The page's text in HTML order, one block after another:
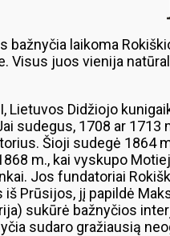
bažnyčia laikoma
Visus juos vienija
Lietuvos Didžiojo
sudegus, 1708 ar
Šioji sudegė 1864
m., kai vyskupo
Jos fundatoriai
Prūsijos, jį papildė
sukūrė bažnyčios
sudaro gražiausią